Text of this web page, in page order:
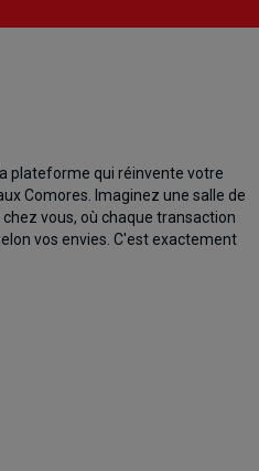
plateforme qui réinvente votre
Comores. Imaginez une salle de
vous, où chaque transaction
vos envies. C'est exactement